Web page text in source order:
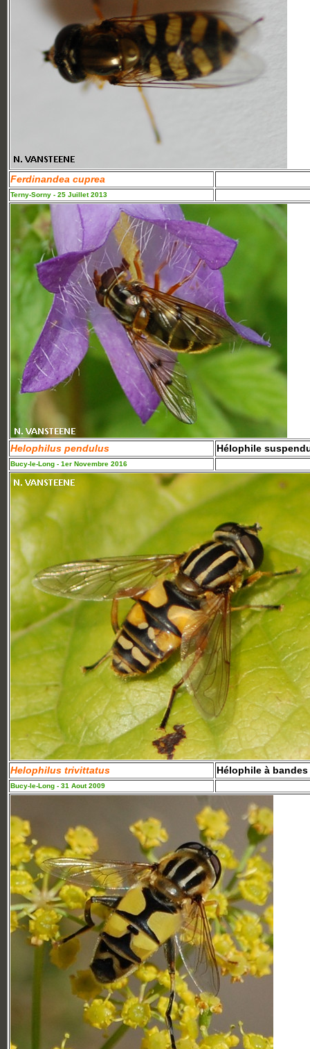
Ferdinandea cuprea
Terny-Sorny - 25 Juillet 2013
Helophilus pendulus Hélophile
Bucy-le-Long - 1er Novembre 2016
Helophilus trivittatus Hélophile à
Bucy-le-Long - 31 Aout 2009